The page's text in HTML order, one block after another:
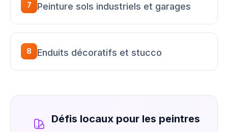
7 Peinture sols industriels et garages
8 Enduits décoratifs et stucco
Défis locaux pour les peintres